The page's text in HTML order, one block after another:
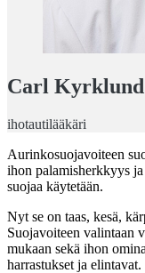
Carl Kyrklund
ihotautilääkäri
Aurinkosuojavoiteen
ihon palamisherkkyys
suojaa käytetään.
Nyt se on taas, kesä,
Suojavoiteen valintaan
mukaan sekä ihon
harrastukset ja elintavat.